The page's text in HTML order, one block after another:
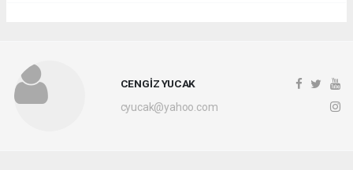
CENGİZ YUCAK
cyucak@yahoo.com